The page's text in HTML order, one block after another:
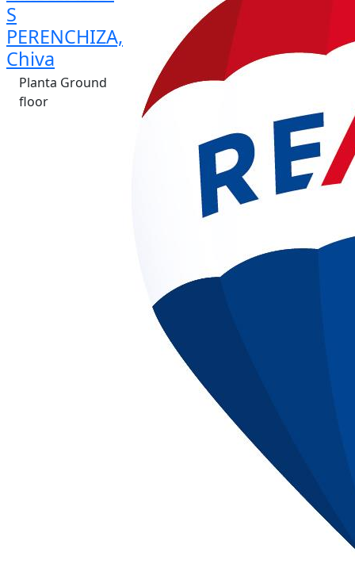
S
PERENCHIZA,
Chiva
Planta Ground
floor